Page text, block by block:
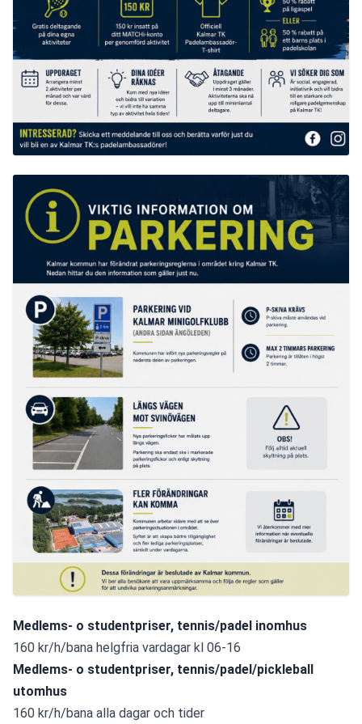
Medlems- o studentpriser, tennis/padel inomhus
160 kr/h/bana helgfria vardagar kl 06-16
Medlems- o studentpriser, tennis/padel/pickleball
utomhus
160 kr/h/bana alla dagar och tider